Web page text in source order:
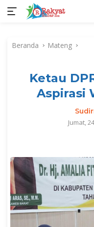
kontenBeranda Mateng
Ketau
Aspirasi
Jumat,